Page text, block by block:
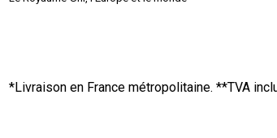
*Livraison en France métropolitaine. **TVA